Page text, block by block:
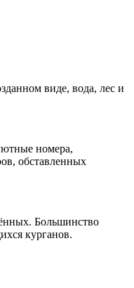
виде, вода, лес и
номера,
обставленных
Большинство
курганов.